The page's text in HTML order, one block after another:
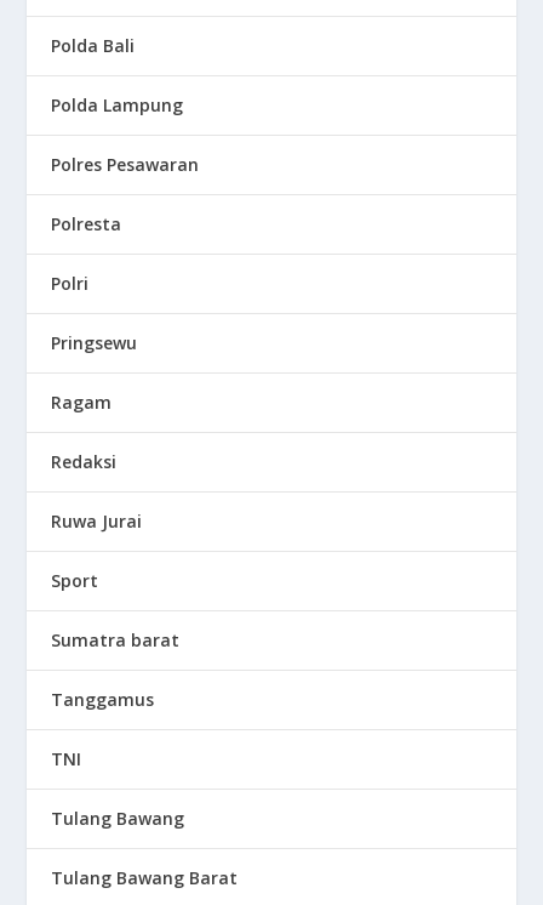
Polda Bali
Polda Lampung
Polres Pesawaran
Polresta
Polri
Pringsewu
Ragam
Redaksi
Ruwa Jurai
Sport
Sumatra barat
Tanggamus
TNI
Tulang Bawang
Tulang Bawang Barat